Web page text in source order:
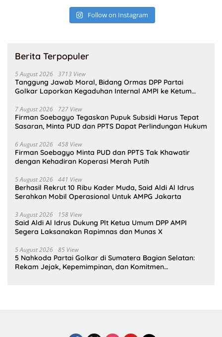
Follow on Instagram
Berita Terpopuler
5 August 2026 3713 View
Tanggung Jawab Moral, Bidang Ormas DPP Partai
Golkar Laporkan Kegaduhan Internal AMPI ke Ketum
7 August 2026 727 View
Firman Soebagyo Tegaskan Pupuk Subsidi Harus Tepat
Sasaran, Minta PUD dan PPTS Dapat Perlindungan Hukum
6 August 2026 458 View
Firman Soebagyo Minta PUD dan PPTS Tak Khawatir
dengan Kehadiran Koperasi Merah Putih
5 August 2026 441 View
Berhasil Rekrut 10 Ribu Kader Muda, Said Aldi Al Idrus
Serahkan Mobil Operasional Untuk AMPG Jakarta
3 August 2026 158 View
Said Aldi Al Idrus Dukung Plt Ketua Umum DPP AMPI
Segera Laksanakan Rapimnas dan Munas X
5 August 2026 85 View
5 Nahkoda Partai Golkar di Sumatera Bagian Selatan:
Rekam Jejak, Kepemimpinan, dan Komitmen